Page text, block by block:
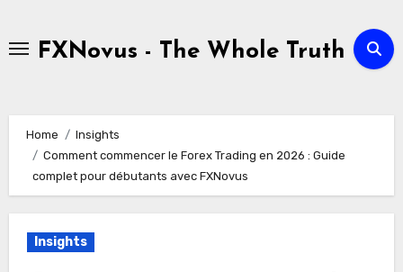
contentFXNovus - The Whole Truth
Home
Insights
Comment commencer le Forex Trading en 2026 : Guide
complet pour débutants avec FXNovus
Insights